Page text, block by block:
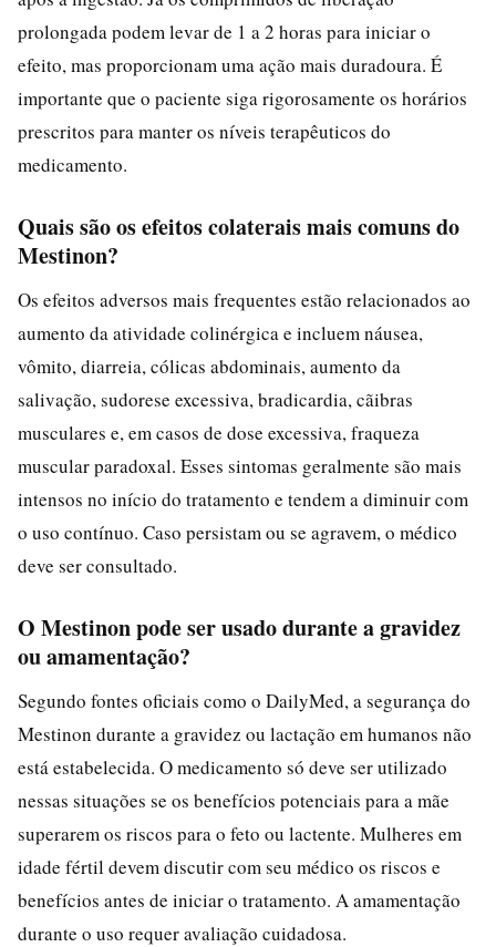
prolongada podem levar de 1 a 2 horas para iniciar o
efeito, mas proporcionam uma ação mais duradoura. É
importante que o paciente siga rigorosamente os horários
prescritos para manter os níveis terapêuticos do
medicamento.
Quais são os efeitos colaterais mais comuns do
Mestinon?
Os efeitos adversos mais frequentes estão relacionados ao
aumento da atividade colinérgica e incluem náusea,
vômito, diarreia, cólicas abdominais, aumento da
salivação, sudorese excessiva, bradicardia, cãibras
musculares e, em casos de dose excessiva, fraqueza
muscular paradoxal. Esses sintomas geralmente são mais
intensos no início do tratamento e tendem a diminuir com
o uso contínuo. Caso persistam ou se agravem, o médico
deve ser consultado.
O Mestinon pode ser usado durante a gravidez
ou amamentação?
Segundo fontes oficiais como o DailyMed, a segurança do
Mestinon durante a gravidez ou lactação em humanos não
está estabelecida. O medicamento só deve ser utilizado
nessas situações se os benefícios potenciais para a mãe
superarem os riscos para o feto ou lactente. Mulheres em
idade fértil devem discutir com seu médico os riscos e
benefícios antes de iniciar o tratamento. A amamentação
durante o uso requer avaliação cuidadosa.